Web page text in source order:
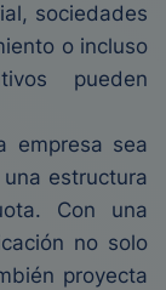
sociedades
o incluso
pueden
empresa sea
estructura
Con una
no solo
proyecta